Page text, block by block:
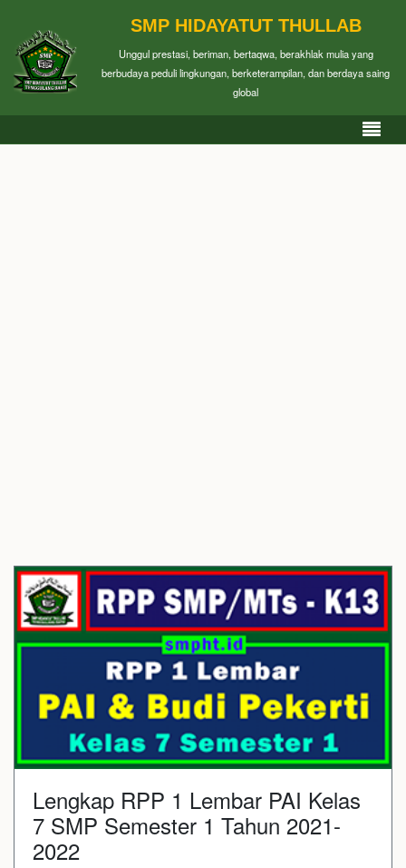
SMP HIDAYATUT THULLAB
Unggul prestasi, beriman, bertaqwa, berakhlak mulia yang
berbudaya peduli lingkungan, berketerampilan, dan berdaya saing
global
Lengkap RPP 1 Lembar PAI Kelas
7 SMP Semester 1 Tahun 2021-
2022